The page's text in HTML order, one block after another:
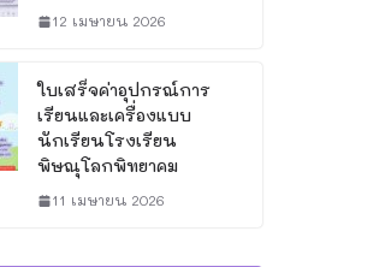
12 เมษายน 2026
ใบเสร็จค่าอุปกรณ์การ
เรียนและเครื่องแบบ
นักเรียนโรงเรียน
พิษณุโลกพิทยาคม
11 เมษายน 2026